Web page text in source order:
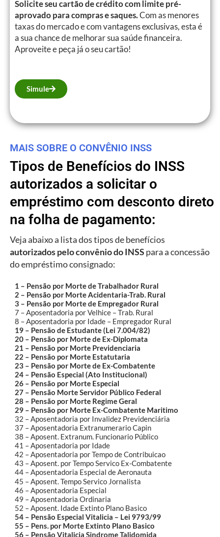
Solicite seu cartão de crédito com limite pré-
aprovado para compras e saques.Com as menores
taxas do mercado e com vantagens exclusivas, esta é
a sua chance de melhorar sua saúde financeira.
Aproveite e peça já o seu cartão!
Simule
MAIS SOBRE O CONVÊNIO INSS
Tipos de Benefícios do INSS
autorizados a solicitar o
empréstimo com desconto direto
na folha de pagamento:
Veja abaixo a lista dos tipos de benefícios
autorizados pelo convênio do INSS para a concessão
do empréstimo consignado:
1 – Pensão por Morte de Trabalhador Rural
2 – Pensão por Morte Acidentaria-Trab. Rural
3 – Pensão por Morte de Empregador Rural
7 – Aposentadoria por Velhice – Trab. Rural
8 – Aposentadoria por Idade – Empregador Rural
19 – Pensão de Estudante (Lei 7.004/82)
20 – Pensão por Morte de Ex-Diplomata
21 – Pensão por Morte Previdenciaria
22 – Pensão por Morte Estatutaria
23 – Pensão por Morte de Ex-Combatente
24 – Pensão Especial (Ato Institucional)
26 – Pensão por Morte Especial
27 – Pensão Morte Servidor Público Federal
28 – Pensão por Morte Regime Geral
29 – Pensão por Morte Ex-Combatente Maritimo
32 – Aposentadoria por Invalidez Previdenciária
37 – Aposentadoria Extranumerario Capin
38 – Aposent. Extranum. Funcionario Público
41 – Aposentadoria por Idade
42 – Aposentadoria por Tempo de Contribuicao
43 – Aposent. por Tempo Servico Ex-Combatente
44 – Aposentadoria Especial de Aeronauta
45 – Aposent. Tempo Servico Jornalista
46 – Aposentadoria Especial
49 – Aposentadoria Ordinaria
52 – Aposent. Idade Extinto Plano Basico
54 – Pensão Especial Vitalicia – Lei 9793/99
55 – Pens. por Morte Extinto Plano Basico
56 – Pensão Vitalicia Sindrome Talidomida